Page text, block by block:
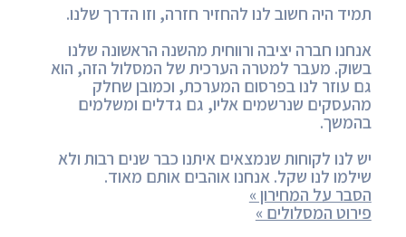
תמיד היה חשוב לנו להחזיר חזרה, וזו הדרך שלנו.
אנחנו חברה יציבה ורווחית מהשנה הראשונה שלנו
בשוק. מעבר למטרה הערכית של המסלול הזה, הוא
גם עוזר לנו בפרסום המערכת, וכמובן שחלק
מהעסקים שנרשמים אליו, גם גדלים ומשלמים
בהמשך.
יש לנו לקוחות שנמצאים איתנו כבר שנים רבות ולא
שילמו לנו שקל. אנחנו אוהבים אותם מאוד.
הסבר על המחירון »
פירוט המסלולים »